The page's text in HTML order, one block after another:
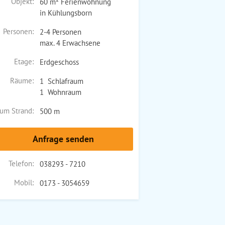
in Kühlungsborn
Personen:
2-4 Personen
max. 4 Erwachsene
Etage:
Erdgeschoss
Räume:
1 Schlafraum
1 Wohnraum
Strand:
500 m
Anfrage senden
Telefon:
038293 - 7210
Mobil:
0173 - 3054659